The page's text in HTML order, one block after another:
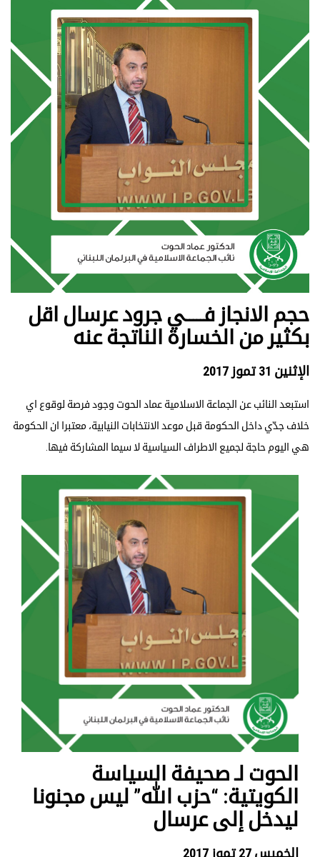
حجم الانجاز فـــــي جرود عرسال اقل
بكثير من الخسارة الناتجة عنه
الإثنين 31 تموز 2017
استبعد النائب عن الجماعة الاسلامية عماد الحوت وجود فرصة لوقوع اي
خلاف جدّي داخل الحكومة قبل موعد الانتخابات النيابية، معتبرا ان الحكومة
هي اليوم حاجة لجميع الاطراف السياسية لا سيما المشاركة فيها.
الحوت لـ صحيفة السياسة
الكويتية: “حزب الله” ليس مجنونا
ليدخل إلى عرسال
الخميس 27 تموز 2017